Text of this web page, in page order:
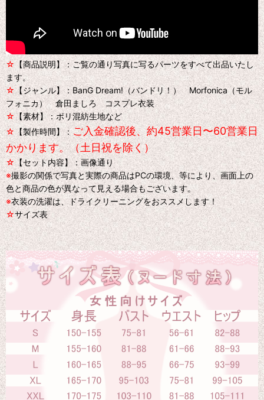
☆【商品説明】：ご覧の通り写真に写るパーツをすべて出品いたし
ます。
☆【ジャンル】：BanG Dream!（バンドリ！） Morfonica（モル
フォニカ） 倉田ましろ コスプレ衣装
☆【素材】：ポリ混紡生地など
☆【製作時間】：ご入金確認後、約45営業日〜60営業日
かかります。（土日祝を除く）
☆【セット内容】：画像通り
※撮影の関係で写真と実際の商品はPCの環境、等により、画面上の
色と商品の色が異なって見える場合もございます。
※衣装の洗濯は、ドライクリーニングをおススメします！
☆サイズ表